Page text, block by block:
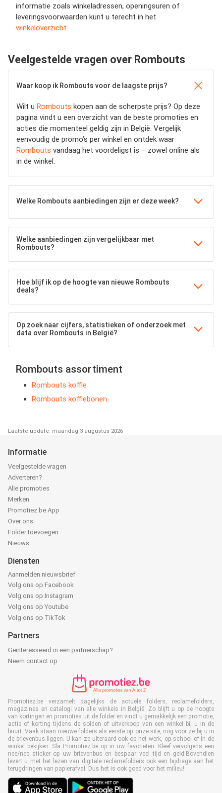
informatie zoals winkeladressen, openingsuren of
leveringsvoorwaarden kunt u terecht in het
winkeloverzicht
Veelgestelde vragen over Rombouts
Waar koop ik Rombouts voor de laagste prijs?
Wilt u Rombouts kopen aan de scherpste prijs? Op deze
pagina vindt u een overzicht van de beste promoties en
acties die momenteel geldig zijn in België. Vergelijk
eenvoudig de promo’s per winkel en ontdek waar
Rombouts vandaag het voordeligst is – zowel online als
in de winkel.
Welke Rombouts aanbiedingen zijn er deze week?
Welke aanbiedingen zijn vergelijkbaar met
Rombouts?
Hoe blijf ik op de hoogte van nieuwe Rombouts
deals?
Op zoek naar cijfers, statistieken of onderzoek met
data over Rombouts in België?
Rombouts assortiment
Rombouts koffie
Rombouts koffiebonen
Laatste update: maandag 3 augustus 2026
Informatie
Veelgestelde vragen
Adverteren?
Alle promoties
Merken
Promotiez.be App
Over ons
Folder toevoegen
Nieuws
Diensten
Aanmelden nieuwsbrief
Volg ons op Facebook
Volg ons op Instagram
Volg ons op Youtube
Volg ons op TikTok
Partners
Geïnteresseerd in een partnerschap?
Neem contact op
Promotiez.be verzamelt dagelijks de actuele folders, reclamefolders,
magazines en catalogi van alle winkels in België. Zo blijft u op de hoogte
van kortingen en promoties uit de folder en vindt u gemakkelijk een promotie,
actie of korting tijdens de solden of uitverkoop van een winkel bij u in de
buurt. Vaak staan nieuwe folders als eerste op onze site, nog voor ze bij u in
de brievenbus liggen. U kan ze uiteraard ook op het werk, op school of in de
winkel bekijken. Sla Promotiez.be op in uw favorieten. Kleef vervolgens een
nee/nee sticker op uw brievenbus en bespaar veel tijd en geld.Bovendien
levert u met het lezen van digitale reclamefolders ook een bijdrage aan het
terugdringen van papierafval. Dus het is ook goed voor het milieu!